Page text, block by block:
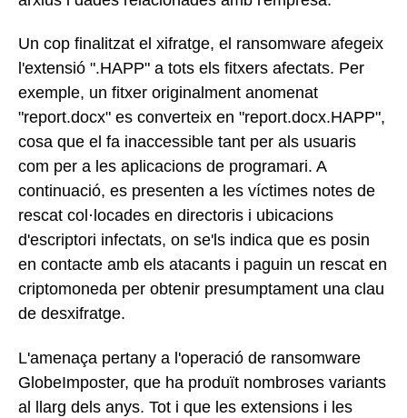
Un cop finalitzat el xifratge, el ransomware afegeix
l'extensió ".HAPP" a tots els fitxers afectats. Per
exemple, un fitxer originalment anomenat
"report.docx" es converteix en "report.docx.HAPP",
cosa que el fa inaccessible tant per als usuaris
com per a les aplicacions de programari. A
continuació, es presenten a les víctimes notes de
rescat col·locades en directoris i ubicacions
d'escriptori infectats, on se'ls indica que es posin
en contacte amb els atacants i paguin un rescat en
criptomoneda per obtenir presumptament una clau
de desxifratge.
L'amenaça pertany a l'operació de ransomware
GlobeImposter, que ha produït nombroses variants
al llarg dels anys. Tot i que les extensions i les